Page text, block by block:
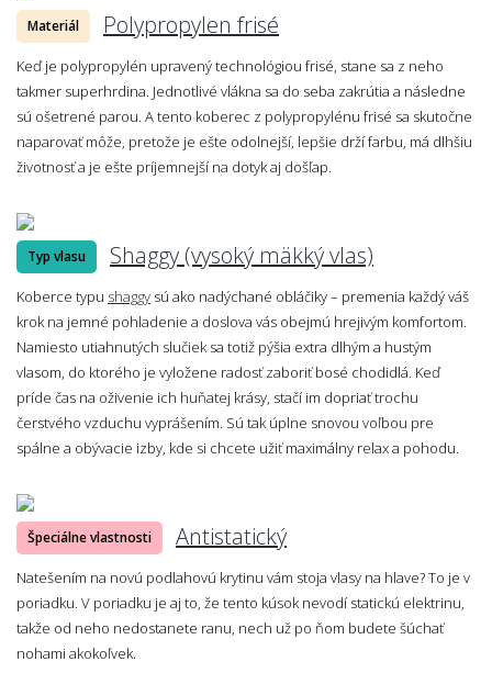
Materiál Polypropylen frisé
Keď je polypropylén upravený technológiou frisé, stane sa z neho
takmer superhrdina. Jednotlivé vlákna sa do seba zakrútia a následne
sú ošetrené parou. A tento koberec z polypropylénu frisé sa skutočne
naparovať môže, pretože je ešte odolnejší, lepšie drží farbu, má dlhšiu
životnosť a je ešte príjemnejší na dotyk aj došľap.
Typ vlasu Shaggy (vysoký mäkký vlas)
Koberce typu shaggy sú ako nadýchané obláčiky – premenia každý váš
krok na jemné pohladenie a doslova vás obejmú hrejivým komfortom.
Namiesto utiahnutých slučiek sa totiž pýšia extra dlhým a hustým
vlasom, do ktorého je vyložene radosť zaboriť bosé chodidlá. Keď
príde čas na oživenie ich huňatej krásy, stačí im dopriať trochu
čerstvého vzduchu vyprášením. Sú tak úplne snovou voľbou pre
spálne a obývacie izby, kde si chcete užiť maximálny relax a pohodu.
Špeciálne vlastnosti Antistatický
Natešením na novú podlahovú krytinu vám stoja vlasy na hlave? To je v
poriadku. V poriadku je aj to, že tento kúsok nevodí statickú elektrinu,
takže od neho nedostanete ranu, nech už po ňom budete šúchať
nohami akokoľvek.